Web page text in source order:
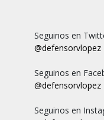
Seguinos en
@defensorvlopez
Seguinos en
@defensorvlopez
Seguinos en